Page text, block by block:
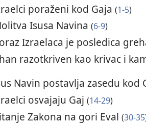
poraženi kod Gaja (1-5)
Isusa Navina (6-9)
Izraelaca je posledica
razotkriven kao krivac i
Navin postavlja zasedu kod
osvajaju Gaj (14-29)
Zakona na gori Eval (30-35